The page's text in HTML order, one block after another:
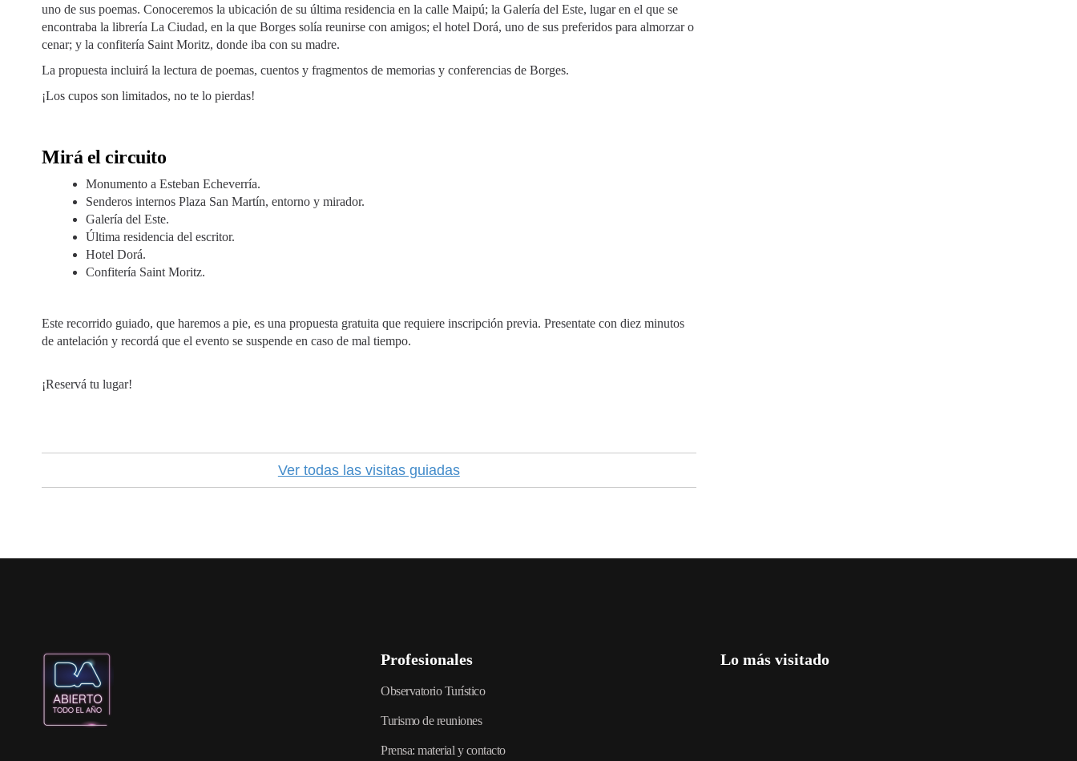
uno de sus poemas. Conoceremos la ubicación de su última residencia en la calle Maipú; la Galería del Este, lugar en el que se
encontraba la librería La Ciudad, en la que Borges solía reunirse con amigos; el hotel Dorá, uno de sus preferidos para almorzar o
cenar; y la confitería Saint Moritz, donde iba con su madre.
La propuesta incluirá la lectura de poemas, cuentos y fragmentos de memorias y conferencias de Borges.
¡Los cupos son limitados, no te lo pierdas!
Mirá el circuito
Monumento a Esteban Echeverría.
Senderos internos Plaza San Martín, entorno y mirador.
Galería del Este.
Última residencia del escritor.
Hotel Dorá.
Confitería Saint Moritz.
Este recorrido guiado, que haremos a pie, es una propuesta gratuita que requiere inscripción previa. Presentate con diez minutos
de antelación y recordá que el evento se suspende en caso de mal tiempo.
¡Reservá tu lugar!
Ver todas las visitas guiadas
Profesionales
Observatorio Turístico
Turismo de reuniones
Prensa: material y contacto
Lo más visitado